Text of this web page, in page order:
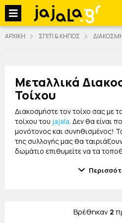
jajala Menu
ΑΡΧΙΚΗ ΣΠΙΤΙ & ΚΗΠΟΣ
Μεταλλικά
Τοίχου
Διακοσμήστε τον τοίχο σας με
τοίχου του jajala. Δεν θα είναι
μονότονος και συνηθισμένος!
της συλλογής μας θα
δωμάτιο επιθυμείτε να τα
Στη συλλογή μας θα βρείτε
πρωτότυπα δώρα στις γυναίκες
Βρέθηκαν2